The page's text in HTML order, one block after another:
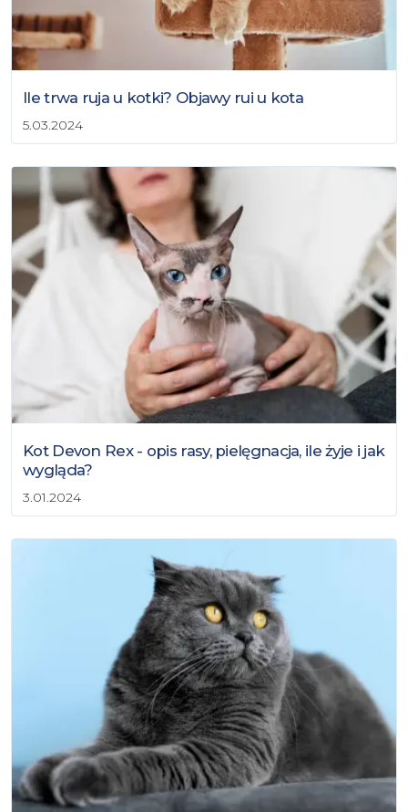
Ile trwa ruja u kotki? Objawy rui u kota
5.03.2024
Kot Devon Rex - opis rasy, pielęgnacja, ile żyje i jak
wygląda?
3.01.2024